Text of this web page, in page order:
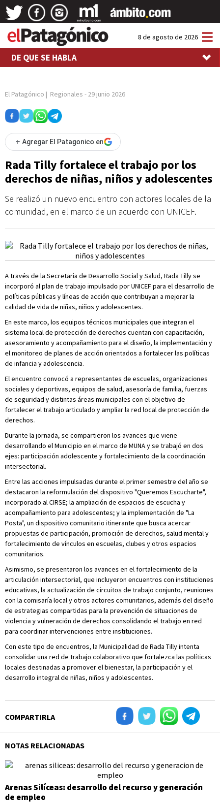
8 de agosto de 2026
DE QUE SE HABLA
El Patagónico | Regionales - 29 junio 2026
+ Agregar El Patagonico en
Rada Tilly fortalece el trabajo por los
derechos de niñas, niños y adolescentes
Se realizó un nuevo encuentro con actores locales de la
comunidad, en el marco de un acuerdo con UNICEF.
A través de la Secretaría de Desarrollo Social y Salud, Rada Tilly se
incorporó al plan de trabajo impulsado por UNICEF para el desarrollo de
políticas públicas y líneas de acción que contribuyan a mejorar la
calidad de vida de niñas, niños y adolescentes.
En este marco, los equipos técnicos municipales que integran el
sistema local de protección de derechos cuentan con capacitación,
asesoramiento y acompañamiento para el diseño, la implementación y
el monitoreo de planes de acción orientados a fortalecer las políticas
de infancia y adolescencia.
El encuentro convocó a representantes de escuelas, organizaciones
sociales y deportivas, equipos de salud, asesoría de familia, fuerzas
de seguridad y distintas áreas municipales con el objetivo de
fortalecer el trabajo articulado y ampliar la red local de protección de
derechos.
Durante la jornada, se compartieron los avances que viene
desarrollando el Municipio en el marco de MUNA y se trabajó en dos
ejes: participación adolescente y fortalecimiento de la coordinación
intersectorial.
Entre las acciones impulsadas durante el primer semestre del año se
destacaron la reformulación del dispositivo "Queremos Escucharte",
incorporado al CIRSE; la ampliación de espacios de escucha y
acompañamiento para adolescentes; y la implementación de "La
Posta", un dispositivo comunitario itinerante que busca acercar
propuestas de participación, promoción de derechos, salud mental y
fortalecimiento de vínculos en escuelas, clubes y otros espacios
comunitarios.
Asimismo, se presentaron los avances en el fortalecimiento de la
articulación intersectorial, que incluyeron encuentros con instituciones
educativas, la actualización de circuitos de trabajo conjunto, reuniones
con la comisaría local y otros actores comunitarios, además del diseño
de estrategias compartidas para la prevención de situaciones de
violencia y vulneración de derechos consolidando el trabajo en red
para coordinar intervenciones entre instituciones.
Con este tipo de encuentros, la Municipalidad de Rada Tilly intenta
consolidar una red de trabajo colaborativo que fortalezca las políticas
locales destinadas a promover el bienestar, la participación y el
desarrollo integral de niñas, niños y adolescentes.
COMPARTIRLA
NOTAS RELACIONADAS
Arenas Silíceas: desarrollo del recurso y generación
de empleo